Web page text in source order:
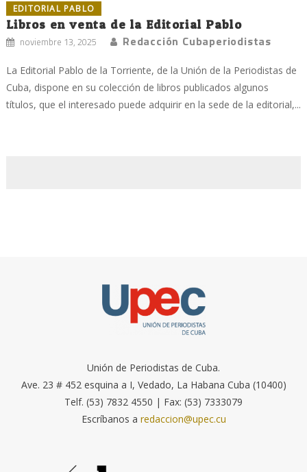
EDITORIAL PABLO
Libros en venta de la Editorial Pablo
noviembre 13, 2025 Redacción Cubaperiodistas
La Editorial Pablo de la Torriente, de la Unión de la Periodistas de
Cuba, dispone en su colección de libros publicados algunos
títulos, que el interesado puede adquirir en la sede de la editorial,...
Unión de Periodistas de Cuba.
Ave. 23 # 452 esquina a I, Vedado, La Habana Cuba (10400)
Telf. (53) 7832 4550 | Fax: (53) 7333079
Escríbanos a redaccion@upec.cu